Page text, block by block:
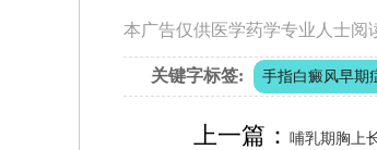
本广告仅供医学药学专业人士阅
关键字标签: 手指白癜风早期
上一篇： 哺乳期胸上